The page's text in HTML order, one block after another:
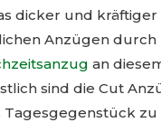
dicker und
Anzügen
an
sind die Cut